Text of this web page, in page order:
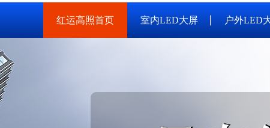
红运高照首页 室内LED大屏 户外LED